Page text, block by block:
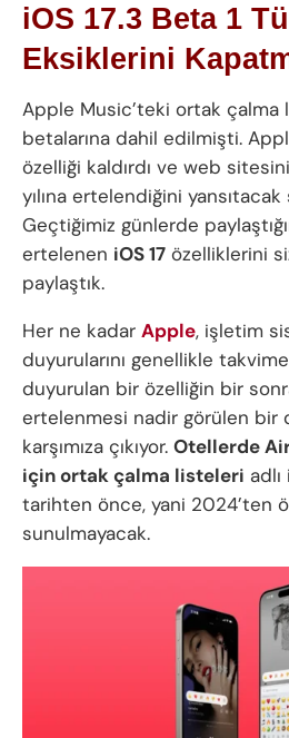
iOS 17.3 Beta 1
Eksiklerini
Apple Music’teki ortak çalma
betalarına dahil edilmişti.
özelliği kaldırdı ve web
yılına ertelendiğini
Geçtiğimiz günlerde
ertelenen iOS 17 özelliklerini
paylaştık.
Her ne kadar Apple, işletim
duyurularını genellikle
duyurulan bir özelliğin bir
ertelenmesi nadir görülen bir
karşımıza çıkıyor. Otellerde
için ortak çalma listeleri
tarihten önce, yani 2024’ten
sunulmayacak.